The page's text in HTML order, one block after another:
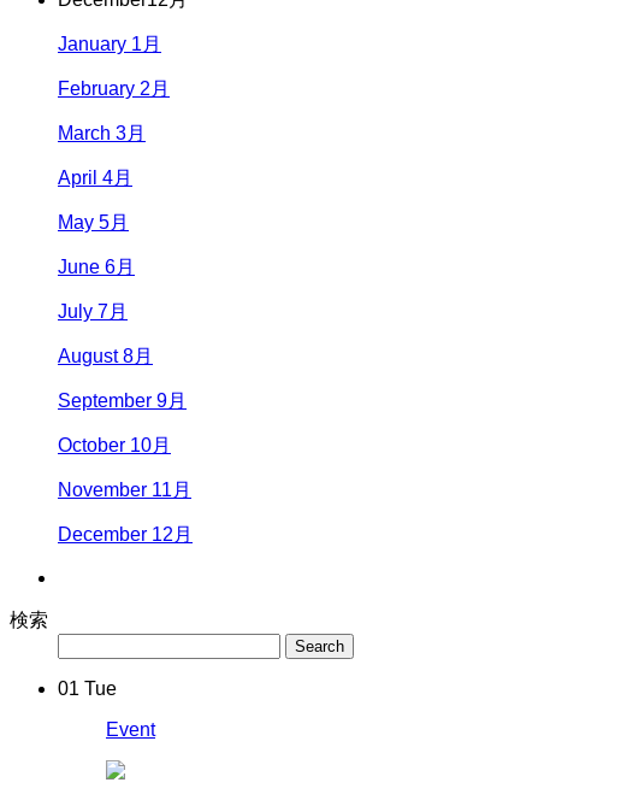
January 1月
February 2月
March 3月
April 4月
May 5月
June 6月
July 7月
August 8月
September 9月
October 10月
November 11月
December 12月
検索
01 Tue
Event